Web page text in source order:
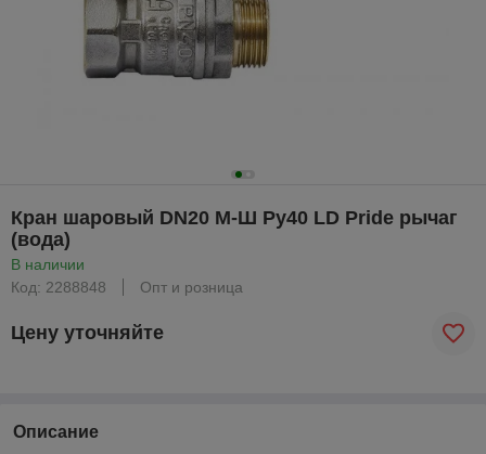
Кран шаровый DN20 М-Ш Ру40 LD Pride рычаг
(вода)
В наличии
Код: 2288848
Опт и розница
Цену уточняйте
Описание